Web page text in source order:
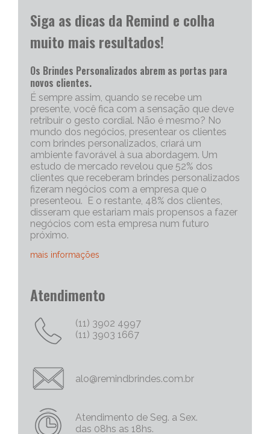
Siga as dicas da Remind e colha
muito mais resultados!
Os Brindes Personalizados abrem as portas para
novos clientes.
É sempre assim, quando se recebe um
presente, você fica com a sensação que deve
retribuir o gesto cordial. Não é mesmo? No
mundo dos negócios, presentear os clientes
com brindes personalizados, criará um
ambiente favorável à sua abordagem. Um
estudo de mercado revelou que 52% dos
clientes que receberam brindes personalizados
fizeram negócios com a empresa que o
presenteou. E o restante, 48% dos clientes,
disseram que estariam mais propensos a fazer
negócios com esta empresa num futuro
próximo.
mais informações
eficazes para iniciar uma conversa com um
corporativo, quanto mais exclusivo e
personalizado, melhor será o “quebra do gelo”,
e abrirá mais espaço para tratativas
Chame Mais Atenção com Brinde Corporativos
Personalizados Criativos
as nossas empresas e nossas marcas e
produtos. Não há uma palavra mais poderosa
Atendimento
(11) 3902 4997
(11) 3903 1667
alo@remindbrindes.com.br
Atendimento de Seg. a Sex.
das 08hs as 18hs.